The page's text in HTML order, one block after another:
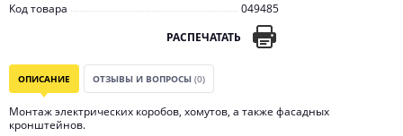
Код товара
049485
РАСПЕЧАТАТЬ
ОПИСАНИЕ ОТЗЫВЫ И ВОПРОСЫ (0)
Монтаж электрических коробов, хомутов, а также фасадных
кронштейнов.